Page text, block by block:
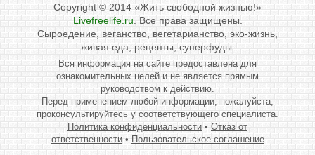
Copyright © 2014 «Жить свободной жизнью!»
Livefreelife.ru. Все права защищены.
Сыроедение, веганство, вегетарианство, эко-жизнь,
живая еда, рецепты, суперфуды.
Вся информация на сайте предоставлена для
ознакомительных целей и не является прямым
руководством к действию.
Перед применением любой информации, пожалуйста,
проконсультируйтесь у соответствующего специалиста.
Политика конфиденциальности • Отказ от
ответственности• Пользовательское соглашение